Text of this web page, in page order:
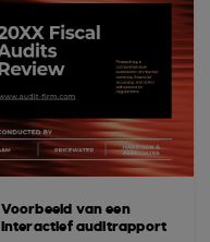
Voorbeeld van een
interactief auditrapport